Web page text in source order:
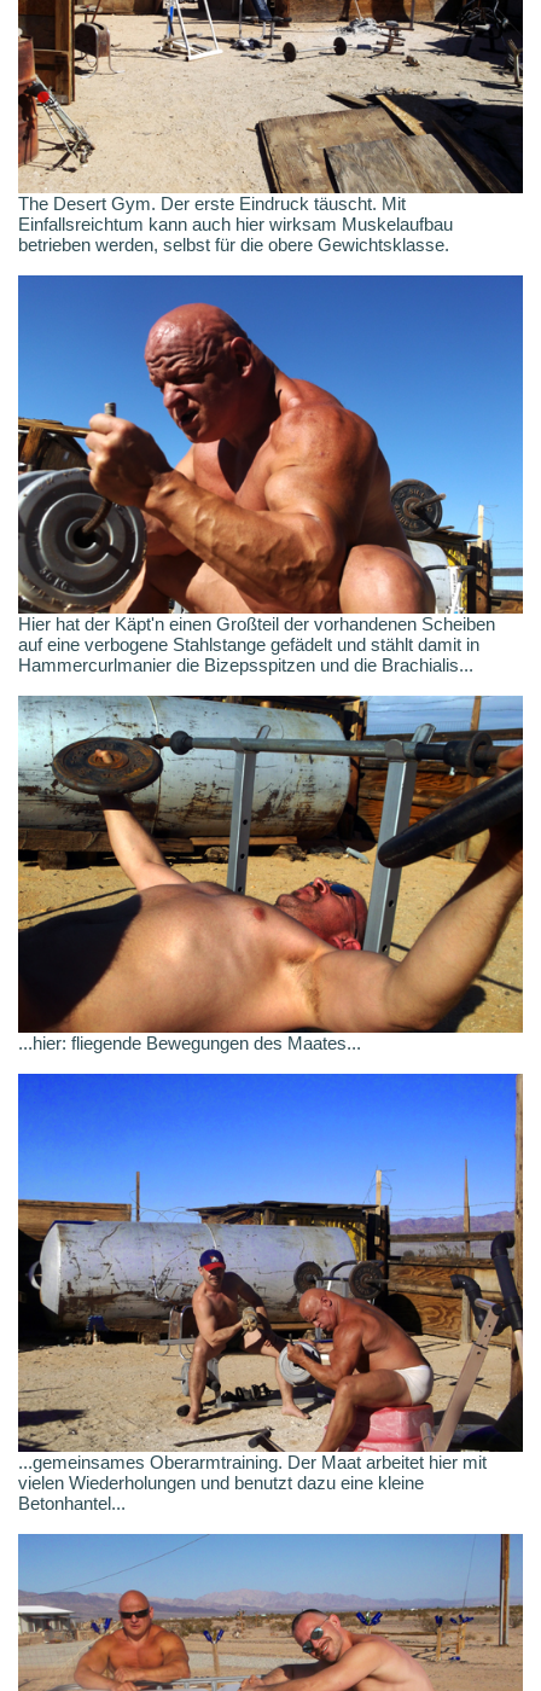
The Desert Gym. Der erste Eindruck täuscht. Mit
Einfallsreichtum kann auch hier wirksam Muskelaufbau
betrieben werden, selbst für die obere Gewichtsklasse.
Hier hat der Käpt'n einen Großteil der vorhandenen Scheiben
auf eine verbogene Stahlstange gefädelt und stählt damit in
Hammercurlmanier die Bizepsspitzen und die Brachialis...
...hier: fliegende Bewegungen des Maates...
...gemeinsames Oberarmtraining. Der Maat arbeitet hier mit
vielen Wiederholungen und benutzt dazu eine kleine
Betonhantel...